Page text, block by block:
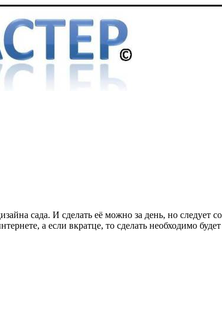
сада. И сделать её можно за день, но
а если вкратце, то сделать необходимо